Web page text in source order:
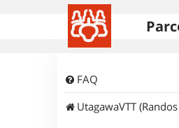
FAQ
UtagawaVTT